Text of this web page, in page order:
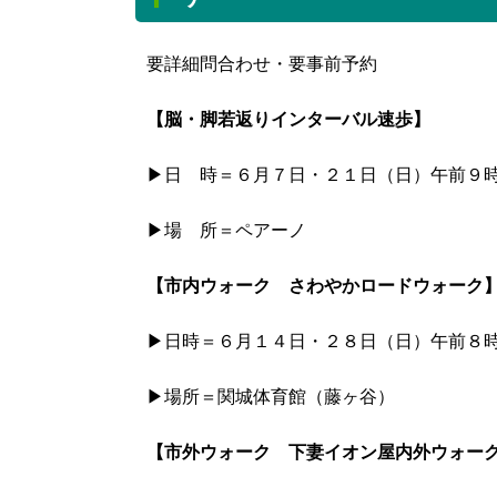
要詳細問合わせ・要事前予約
【脳・脚若返りインターバル速歩】
▶日 時＝６月７日・２１日（日）午前９
▶場 所＝ペアーノ
【市内ウォーク さわやかロードウォーク】
▶日時＝６月１４日・２８日（日）午前８
▶場所＝関城体育館（藤ヶ谷）
【市外ウォーク 下妻イオン屋内外ウォーク